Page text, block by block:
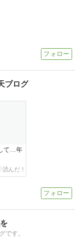
ブログ
て…年
です。